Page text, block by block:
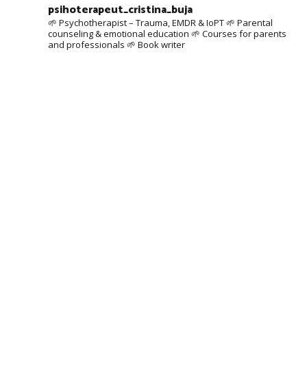
psihoterapeut_cristina_buja
🌱 Psychotherapist – Trauma, EMDR & IoPT🌱 Parental
counseling & emotional education 🌱 Courses for parents
and professionals 🌱 Book writer